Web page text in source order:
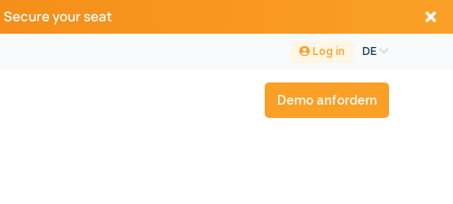
Secure your seat
DE
Log in
Demo anfordern